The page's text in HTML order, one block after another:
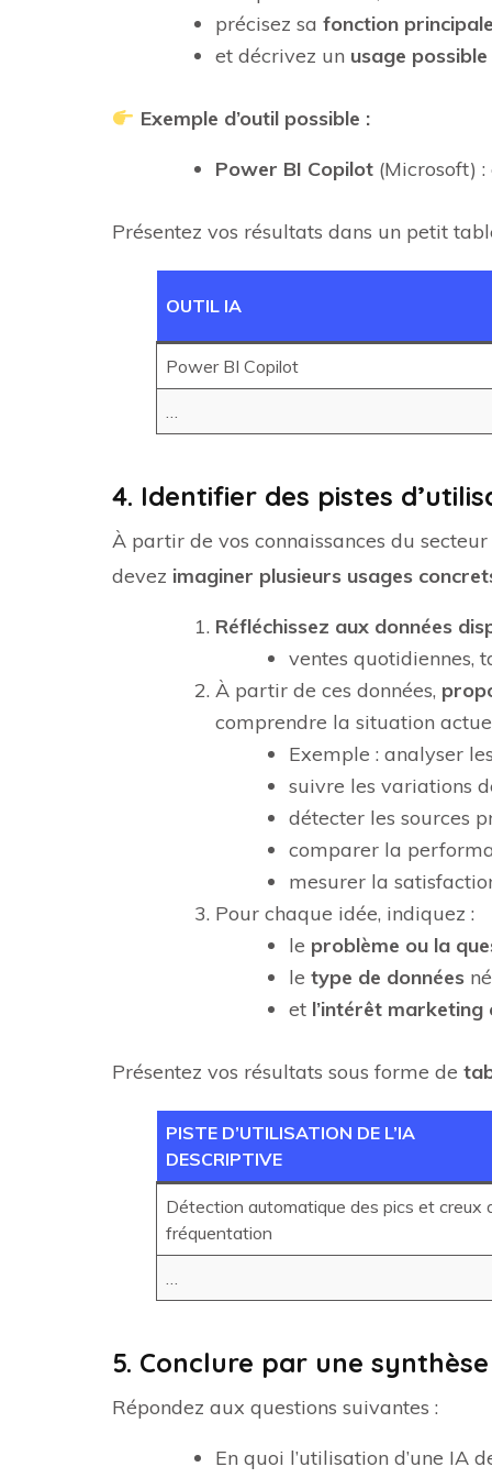
précisez sa fonction
et décrivez un usage possible
Exemple d’outil possible :
Power BI Copilot (Microsoft)
Présentez vos résultats dans un petit
OUTIL IA
Power BI Copilot
…
4. Identifier des pistes
À partir de vos connaissances du
devez imaginer plusieurs usages
Réfléchissez aux données
ventes quotidiennes,
À partir de ces données,
comprendre la situation
Exemple : analyser
suivre les variations
détecter les sources
comparer la
mesurer la
Pour chaque idée, indiquez :
le problème ou la
le type de données
et l’intérêt
Présentez vos résultats sous forme de
PISTE D’UTILISATION DE L’IA
DESCRIPTIVE
Détection automatique des pics et creux
fréquentation
…
5. Conclure par une
Répondez aux questions suivantes :
En quoi l’utilisation d’une IA